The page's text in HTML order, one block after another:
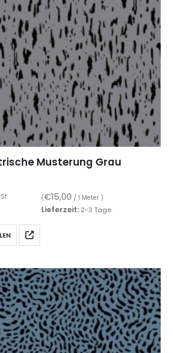
Musterung Grau
(€15,00 / 1 Meter )
Lieferzeit: 2-3 Tage.